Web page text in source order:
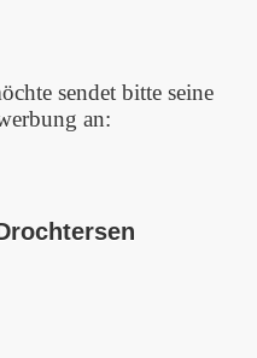
sendet bitte seine
an: